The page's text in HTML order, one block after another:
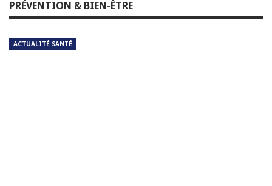
PRÉVENTION & BIEN-ÊTRE
ACTUALITÉ SANTÉ